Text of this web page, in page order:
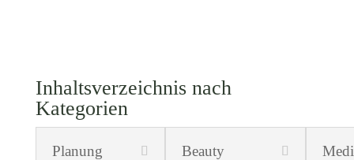
Inhaltsverzeichnis nach
Kategorien
Planung Beauty